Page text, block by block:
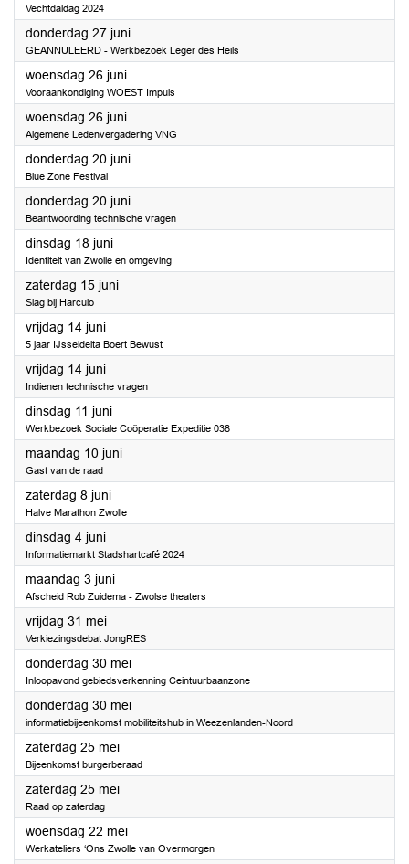
Vechtdaldag 2024
donderdag 27 juni2024
GEANNULEERD - Werkbezoek Leger des Heils
woensdag 26 juni2024
Vooraankondiging WOEST Impuls
woensdag 26 juni2024
Algemene Ledenvergadering VNG
donderdag 20 juni2024
Blue Zone Festival
donderdag 20 juni2024
Beantwoording technische vragen
dinsdag 18 juni2024
Identiteit van Zwolle en omgeving
zaterdag 15 juni2024
Slag bij Harculo
vrijdag 14 juni2024
5 jaar IJsseldelta Boert Bewust
vrijdag 14 juni2024
Indienen technische vragen
dinsdag 11 juni2024
Werkbezoek Sociale Coöperatie Expeditie 038
maandag 10 juni2024
Gast van de raad
zaterdag 8 juni2024
Halve Marathon Zwolle
dinsdag 4 juni2024
Informatiemarkt Stadshartcafé 2024
maandag 3 juni2024
Afscheid Rob Zuidema - Zwolse theaters
vrijdag 31 mei2024
Verkiezingsdebat JongRES
donderdag 30 mei2024
Inloopavond gebiedsverkenning Ceintuurbaanzone
donderdag 30 mei2024
informatiebijeenkomst mobiliteitshub in Weezenlanden-Noord
zaterdag 25 mei2024
Bijeenkomst burgerberaad
zaterdag 25 mei2024
Raad op zaterdag
woensdag 22 mei2024
Werkateliers ‘Ons Zwolle van Overmorgen